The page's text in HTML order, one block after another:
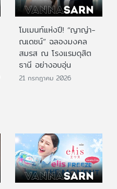
โมเมนท์แห่งปี! “ญาญ่า-
ณเดชน์” ฉลองมงคล
สมรส ณ โรงแรมดุสิต
ธานี อย่างอบอุ่น
21 กรกฎาคม 2026